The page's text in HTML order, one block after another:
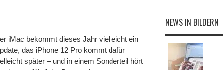
iMac bekommt dieses Jahr vielleicht ein
das iPhone 12 Pro kommt dafür
später – und in einem Sonderteil hört
NEWS IN BILDERN